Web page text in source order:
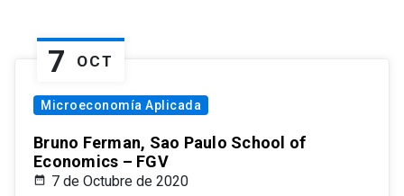
7 OCT
Microeconomía Aplicada
Bruno Ferman, Sao Paulo School of
Economics – FGV
7 de Octubre de 2020